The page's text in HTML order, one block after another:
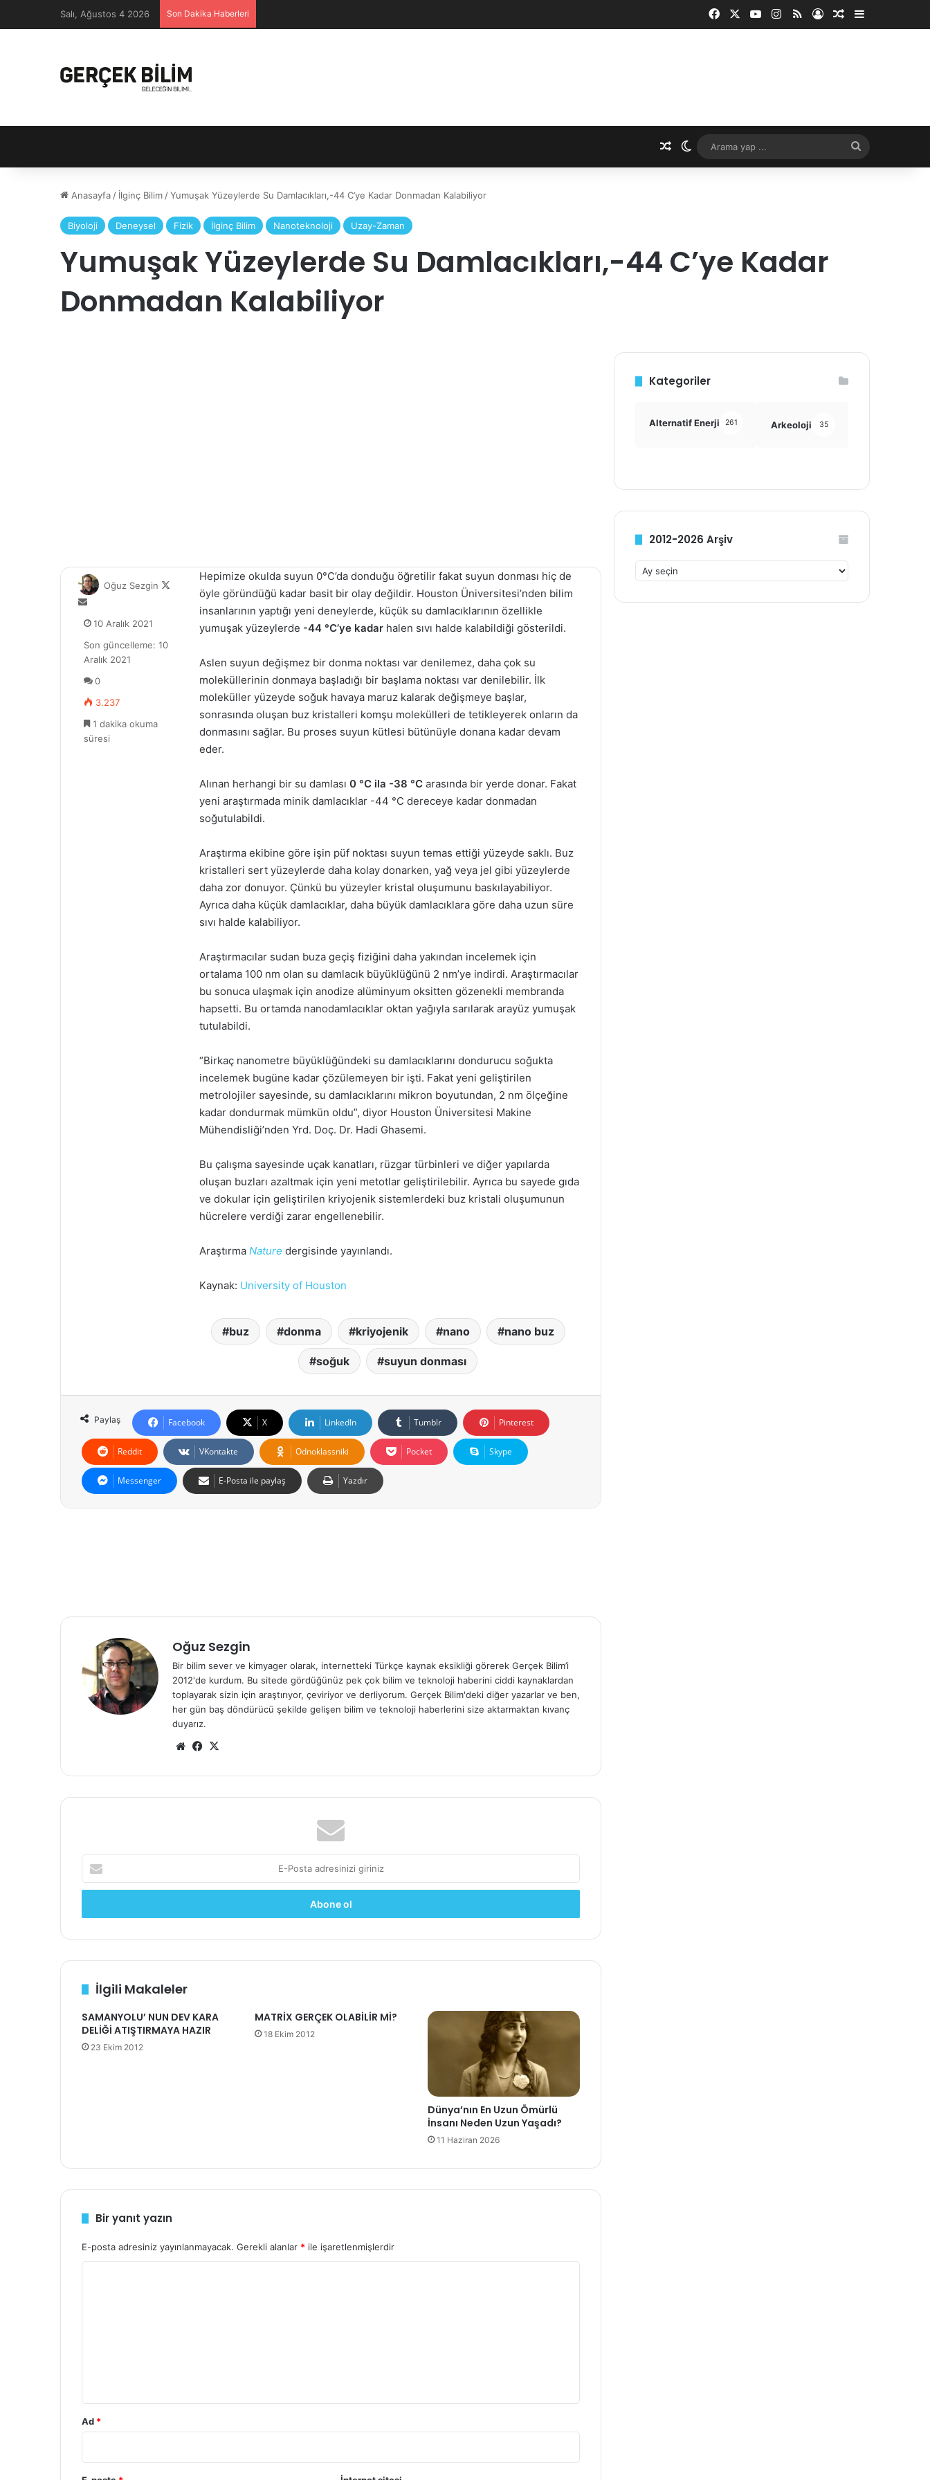
Salı, Ağustos 4 2026 Son Dakika Haberleri FacebookYouTubeInstagram
RSSKayıt OlRastgele Makale
Kenar
Rastgele Makale
Dış görünümü değiştir
yap
Anasayfa / İlginç Bilim /Yumuşak Yüzeylerde Su Damlacıkları,-44 C’ye Kadar Donmadan Kalabiliyor
Biyoloji Deneysel Fizik İlginç Bilim Nanoteknoloji Uzay-Zaman
Yumuşak Yüzeylerde Su Damlacıkları,-44 C’ye Kadar
Donmadan Kalabiliyor
Hepimize okulda suyun 0°C’da donduğu öğretilir fakat suyun donması hiç de
öyle göründüğü kadar basit bir olay değildir. Houston Üniversitesi’nden bilim
insanlarının yaptığı yeni deneylerde, küçük su damlacıklarının özellikle
yumuşak yüzeylerde -44 °C’ye kadar halen sıvı halde kalabildiği gösterildi.
Aslen suyun değişmez bir donma noktası var denilemez, daha çok su
moleküllerinin donmaya başladığı bir başlama noktası var denilebilir. İlk
moleküller yüzeyde soğuk havaya maruz kalarak değişmeye başlar,
sonrasında oluşan buz kristalleri komşu molekülleri de tetikleyerek onların da
donmasını sağlar. Bu proses suyun kütlesi bütünüyle donana kadar devam
eder.
Alınan herhangi bir su damlası 0 °C ila -38 °C arasında bir yerde donar. Fakat
yeni araştırmada minik damlacıklar -44 °C dereceye kadar donmadan
soğutulabildi.
Araştırma ekibine göre işin püf noktası suyun temas ettiği yüzeyde saklı. Buz
kristalleri sert yüzeylerde daha kolay donarken, yağ veya jel gibi yüzeylerde
daha zor donuyor. Çünkü bu yüzeyler kristal oluşumunu baskılayabiliyor.
Ayrıca daha küçük damlacıklar, daha büyük damlacıklara göre daha uzun süre
sıvı halde kalabiliyor.
Araştırmacılar sudan buza geçiş fiziğini daha yakından incelemek için
ortalama 100 nm olan su damlacık büyüklüğünü 2 nm’ye indirdi. Araştırmacılar
bu sonuca ulaşmak için anodize alüminyum oksitten gözenekli membranda
hapsetti. Bu ortamda nanodamlacıklar oktan yağıyla sarılarak arayüz yumuşak
tutulabildi.
“Birkaç nanometre büyüklüğündeki su damlacıklarını dondurucu soğukta
incelemek bugüne kadar çözülemeyen bir işti. Fakat yeni geliştirilen
metrolojiler sayesinde, su damlacıklarını mikron boyutundan, 2 nm ölçeğine
kadar dondurmak mümkün oldu”, diyor Houston Üniversitesi Makine
Mühendisliği’nden Yrd. Doç. Dr. Hadi Ghasemi.
Bu çalışma sayesinde uçak kanatları, rüzgar türbinleri ve diğer yapılarda
oluşan buzları azaltmak için yeni metotlar geliştirilebilir. Ayrıca bu sayede gıda
ve dokular için geliştirilen kriyojenik sistemlerdeki buz kristali oluşumunun
hücrelere verdiği zarar engellenebilir.
Araştırma Nature dergisinde yayınlandı.
Kaynak: University of Houston
buz donma kriyojenik nano nano buz
soğuk suyun donması
Oğuz Sezgin
Bir
posta
göndermek
10 Aralık 2021
Son güncelleme: 10
Aralık 2021
0
3.237
1 dakika okuma
süresi
Paylaş Facebook X LinkedIn Tumblr Pinterest
Reddit VKontakte Odnoklassniki Pocket Skype
Messenger E-Posta ile paylaş Yazdır
Oğuz Sezgin
Bir bilim sever ve kimyager olarak, internetteki Türkçe kaynak eksikliği görerek Gerçek Bilim’i
2012'de kurdum. Bu sitede gördüğünüz pek çok bilim ve teknoloji haberini ciddi kaynaklardan
toplayarak sizin için araştırıyor, çeviriyor ve derliyorum. Gerçek Bilim'deki diğer yazarlar ve ben,
her gün baş döndürücü şekilde gelişen bilim ve teknoloji haberlerini size aktarmaktan kıvanç
duyarız.
Web Facebook
Posta
adresinizi
İlgili Makaleler
SAMANYOLU’ NUN DEV KARA
DELİĞİ ATIŞTIRMAYA HAZIR
23 Ekim 2012
MATRİX GERÇEK OLABİLİR Mİ?
18 Ekim 2012
Dünya’nın En Uzun Ömürlü
İnsanı Neden Uzun Yaşadı?
11 Haziran 2026
Bir yanıt yazın
E-posta adresiniz yayınlanmayacak. Gerekli alanlar * ile işaretlenmişlerdir
Ad *
Kategoriler
Alternatif Enerji 261 Arkeoloji 35
2012-2026 Arşiv
2012-
2026